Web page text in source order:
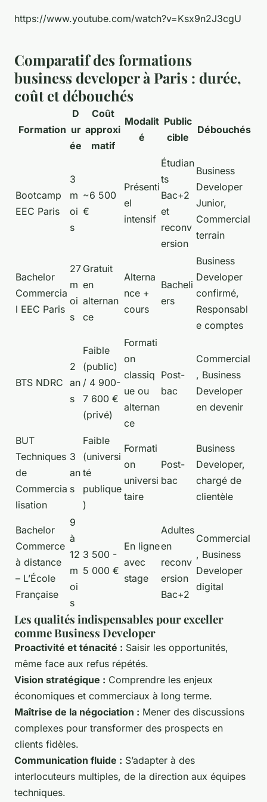
https://www.youtube.com/watch?v=Ksx9n2J3cgU
Comparatif des formations
business developer à Paris : durée,
coût et débouchés
Formation
D
ur
ée
Coût
approxi
matif
Modalit
é
Public
cible
Débouchés
Bootcamp
EEC Paris
3
m
oi
s
~6 500
€
Présenti
el
intensif
Étudian
ts
Bac+2
et
reconv
ersion
Business
Developer
Junior,
Commercial
terrain
Bachelor
Commercia
l EEC Paris
27
m
oi
s
Gratuit
en
alternan
ce
Alterna
nce +
cours
Bacheli
ers
Business
Developer
confirmé,
Responsabl
e comptes
BTS NDRC
2
an
s
Faible
(public)
/ 4 900-
7 600 €
(privé)
Formati
on
classiq
ue ou
alternan
ce
Post-
bac
Commercial
, Business
Developer
en devenir
BUT
Techniques
de
Commercia
lisation
3
an
s
Faible
(universi
té
publique
)
Formati
on
universi
taire
Post-
bac
Business
Developer,
chargé de
clientèle
Bachelor
Commerce
à distance
– L’École
Française
9
à
12
m
oi
s
3 500 -
5 000 €
En ligne
avec
stage
Adultes
en
reconv
ersion
Bac+2
Commercial
, Business
Developer
digital
Les qualités indispensables pour exceller
comme Business Developer
Proactivité et ténacité : Saisir les opportunités,
même face aux refus répétés.
Vision stratégique : Comprendre les enjeux
économiques et commerciaux à long terme.
Maîtrise de la négociation : Mener des discussions
complexes pour transformer des prospects en
clients fidèles.
Communication fluide : S’adapter à des
interlocuteurs multiples, de la direction aux équipes
techniques.